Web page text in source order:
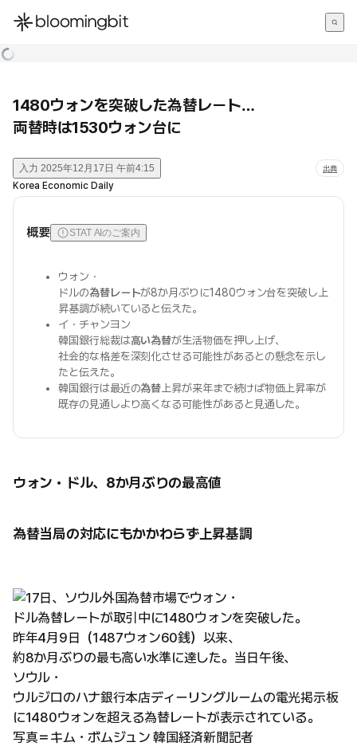
한국어
1480ウォンを突破した為替レート…
両替時は1530ウォン台に
入力 2025年12月17日 午前4:15 出典
Korea Economic Daily
概要 STAT AIのご案内
ウォン・
ドルの為替レートが8か月ぶりに1480ウォン台を突破し上
昇基調が続いていると伝えた。
イ・チャンヨン
韓国銀行総裁は高い為替が生活物価を押し上げ、
社会的な格差を深刻化させる可能性があるとの懸念を示し
たと伝えた。
韓国銀行は最近の為替 上昇が来年まで続けば物価上昇率が
既存の見通しより高くなる可能性があると見通した。
ウォン・ドル、8か月ぶりの最高値
為替当局の対応にもかかわらず上昇基調